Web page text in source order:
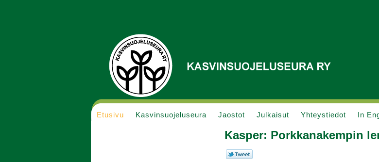
Etusivu Kasvinsuojeluseura Jaostot Julkaisut Yhteystiedot In
Kasper: Porkkanakempin